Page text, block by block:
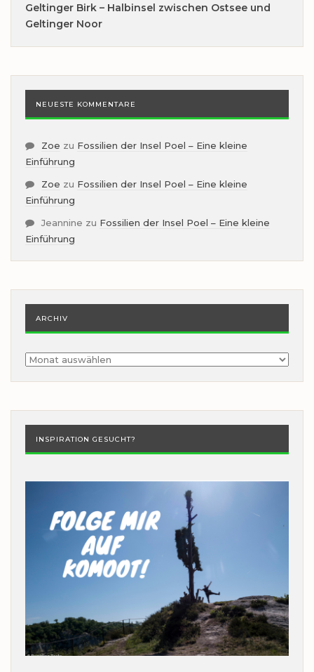
Geltinger Birk – Halbinsel zwischen Ostsee und
Geltinger Noor
NEUESTE KOMMENTARE
Zoe zu Fossilien der Insel Poel – Eine kleine
Einführung
Zoe zu Fossilien der Insel Poel – Eine kleine
Einführung
Jeannine zu Fossilien der Insel Poel – Eine kleine
Einführung
ARCHIV
Archiv
INSPIRATION GESUCHT?